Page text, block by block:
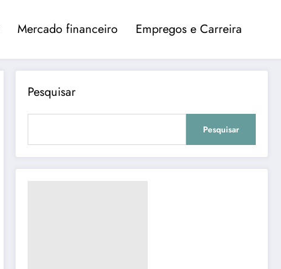
Mercado financeiro Empregos e Carreira
Pesquisar
Pesquisar